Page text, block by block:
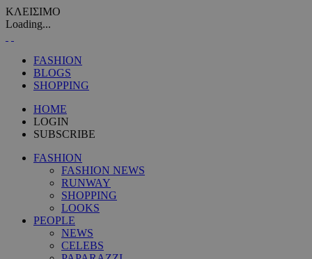
ΚΛΕΙΣΙΜΟ
Loading...
FASHION
BLOGS
SHOPPING
HOME
LOGIN
SUBSCRIBE
FASHION
FASHION NEWS
RUNWAY
SHOPPING
LOOKS
PEOPLE
NEWS
CELEBS